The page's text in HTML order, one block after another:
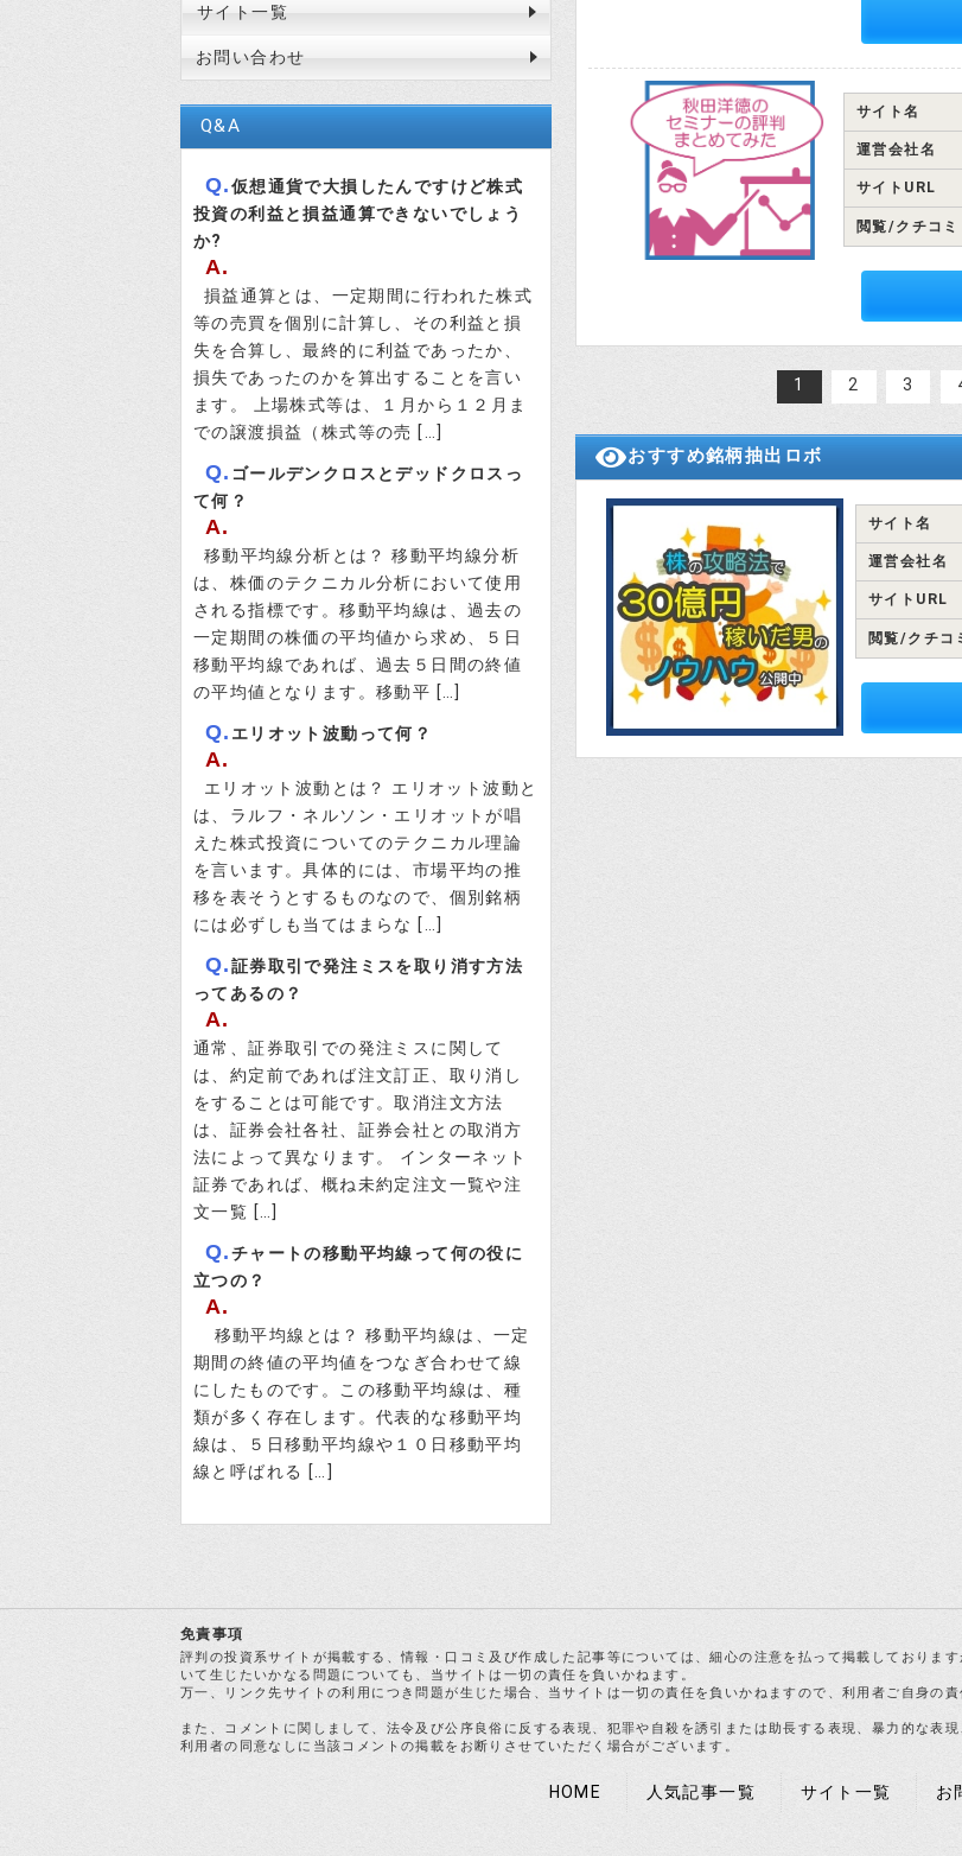
サイト名
運営会社名
サイトURL
閲覧/クチコミ
1 2 3
おすすめ銘柄抽出ロボ
サイト名
運営会社名
サイトURL
閲覧/クチコ
サイト一覧
お問い合わせ
Q&A
Q.仮想通貨で大損したんですけど株式
投資の利益と損益通算できないでしょう
か?
A.
損益通算とは、一定期間に行われた株式
等の売買を個別に計算し、その利益と損
失を合算し、最終的に利益であったか、
損失であったのかを算出することを言い
ます。 上場株式等は、１月から１２月ま
での譲渡損益（株式等の売 […]
Q. ゴールデンクロスとデッドクロスっ
て何？
A.
移動平均線分析とは？ 移動平均線分析
は、株価のテクニカル分析において使用
される指標です。移動平均線は、過去の
一定期間の株価の平均値から求め、５日
移動平均線であれば、過去５日間の終値
の平均値となります。移動平 […]
Q. エリオット波動って何？
A.
エリオット波動とは？ エリオット波動と
は、ラルフ・ネルソン・エリオットが唱
えた株式投資についてのテクニカル理論
を言います。具体的には、市場平均の推
移を表そうとするものなので、個別銘柄
には必ずしも当てはまらな […]
Q.証券取引で発注ミスを取り消す方法
ってあるの？
A.
通常、証券取引での発注ミスに関して
は、約定前であれば注文訂正、取り消し
をすることは可能です。取消注文方法
は、証券会社各社、証券会社との取消方
法によって異なります。 インターネット
証券であれば、概ね未約定注文一覧や注
文一覧 […]
Q.チャートの移動平均線って何の役に
立つの？
A.
移動平均線とは？ 移動平均線は、一定
期間の終値の平均値をつなぎ合わせて線
にしたものです。この移動平均線は、種
類が多く存在します。代表的な移動平均
線は、５日移動平均線や１０日移動平均
線と呼ばれる […]
免責事項
評判の投資系サイトが掲載する、情報・口コミ及び作成した記事等については、細心の注意を払って掲載しておりま
いて生じたいかなる問題についても、当サイトは一切の責任を負いかねます。
万一、リンク先サイトの利用につき問題が生じた場合、当サイトは一切の責任を負いかねますので、利用者ご自身の責
また、コメントに関しまして、法令及び公序良俗に反する表現、犯罪や自殺を誘引または助長する表現、暴力的な表
利用者の同意なしに当該コメントの掲載をお断りさせていただく場合がございます。
HOME 人気記事一覧 サイト一覧 お